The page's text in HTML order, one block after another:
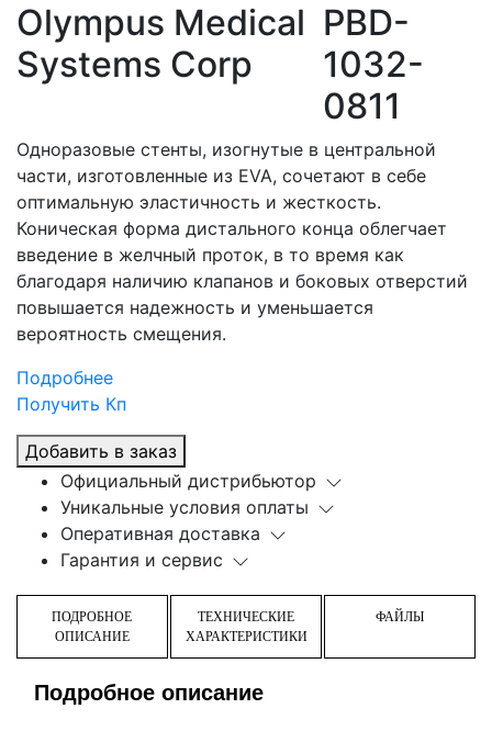
Olympus Medical
Systems Corp
PBD-
1032-
0811
Одноразовые стенты, изогнутые в центральной
части, изготовленные из EVA, сочетают в себе
оптимальную эластичность и жесткость.
Коническая форма дистального конца облегчает
введение в желчный проток, в то время как
благодаря наличию клапанов и боковых отверстий
повышается надежность и уменьшается
вероятность смещения.
Подробнее
Получить Кп
Добавить в заказ
Официальный дистрибьютор
Уникальные условия оплаты
Оперативная доставка
Гарантия и сервис
ПОДРОБНОЕ
ОПИСАНИЕ
ТЕХНИЧЕСКИЕ
ХАРАКТЕРИСТИКИ
ФАЙЛЫ
Подробное описание